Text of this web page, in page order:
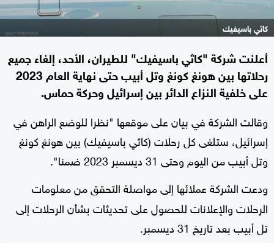
كاثي باسيفيك
أعلنت شركة "كاثي باسيفيك" للطيران، الأحد، إلغاء جميع
رحلاتها بين هونغ كونغ وتل أبيب حتى نهاية العام 2023
على خلفية النزاع الدائر بين إسرائيل وحركة حماس.
وقالت الشركة في بيان على موقعها "نظرا للوضع الراهن في
إسرائيل، ستلغى كل رحلات (كاثي باسيفيك) بين هونغ كونغ
وتل أبيب من اليوم وحتى 31 ديسمبر 2023 ضمنا".
ودعت الشركة عملائها إلى مواصلة التحقق من معلومات
الرحلات والإعلانات للحصول على تحديثات بشأن الرحلات إلى
تل أبيب بعد تاريخ 31 ديسمبر.